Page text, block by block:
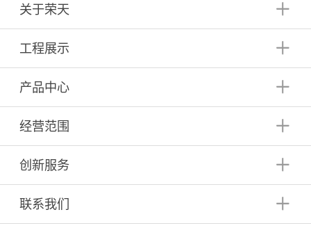
关于荣天
工程展示
产品中心
经营范围
创新服务
联系我们